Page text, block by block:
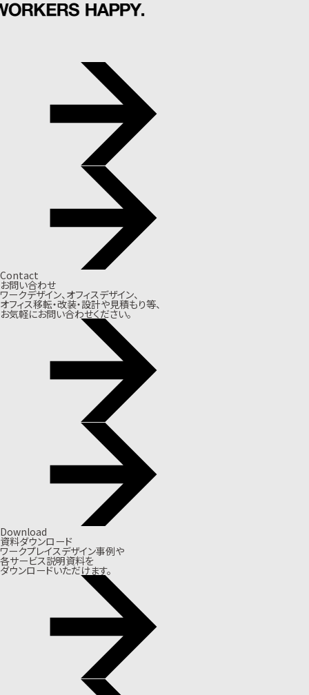
Contact
お問い合わせ
ワークデザイン、オフィスデザイン、
オフィス移転・改装・設計や見積もり等、
お気軽にお問い合わせください。
Download
資料ダウンロード
ワークプレイスデザイン事例や
各サービス説明資料を
ダウンロードいただけます。